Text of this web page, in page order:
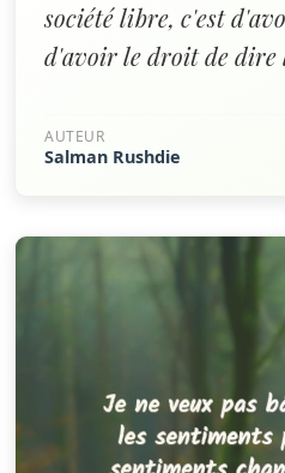
société libre, c'est
d'avoir le droit de dire
AUTEUR
Salman Rushdie